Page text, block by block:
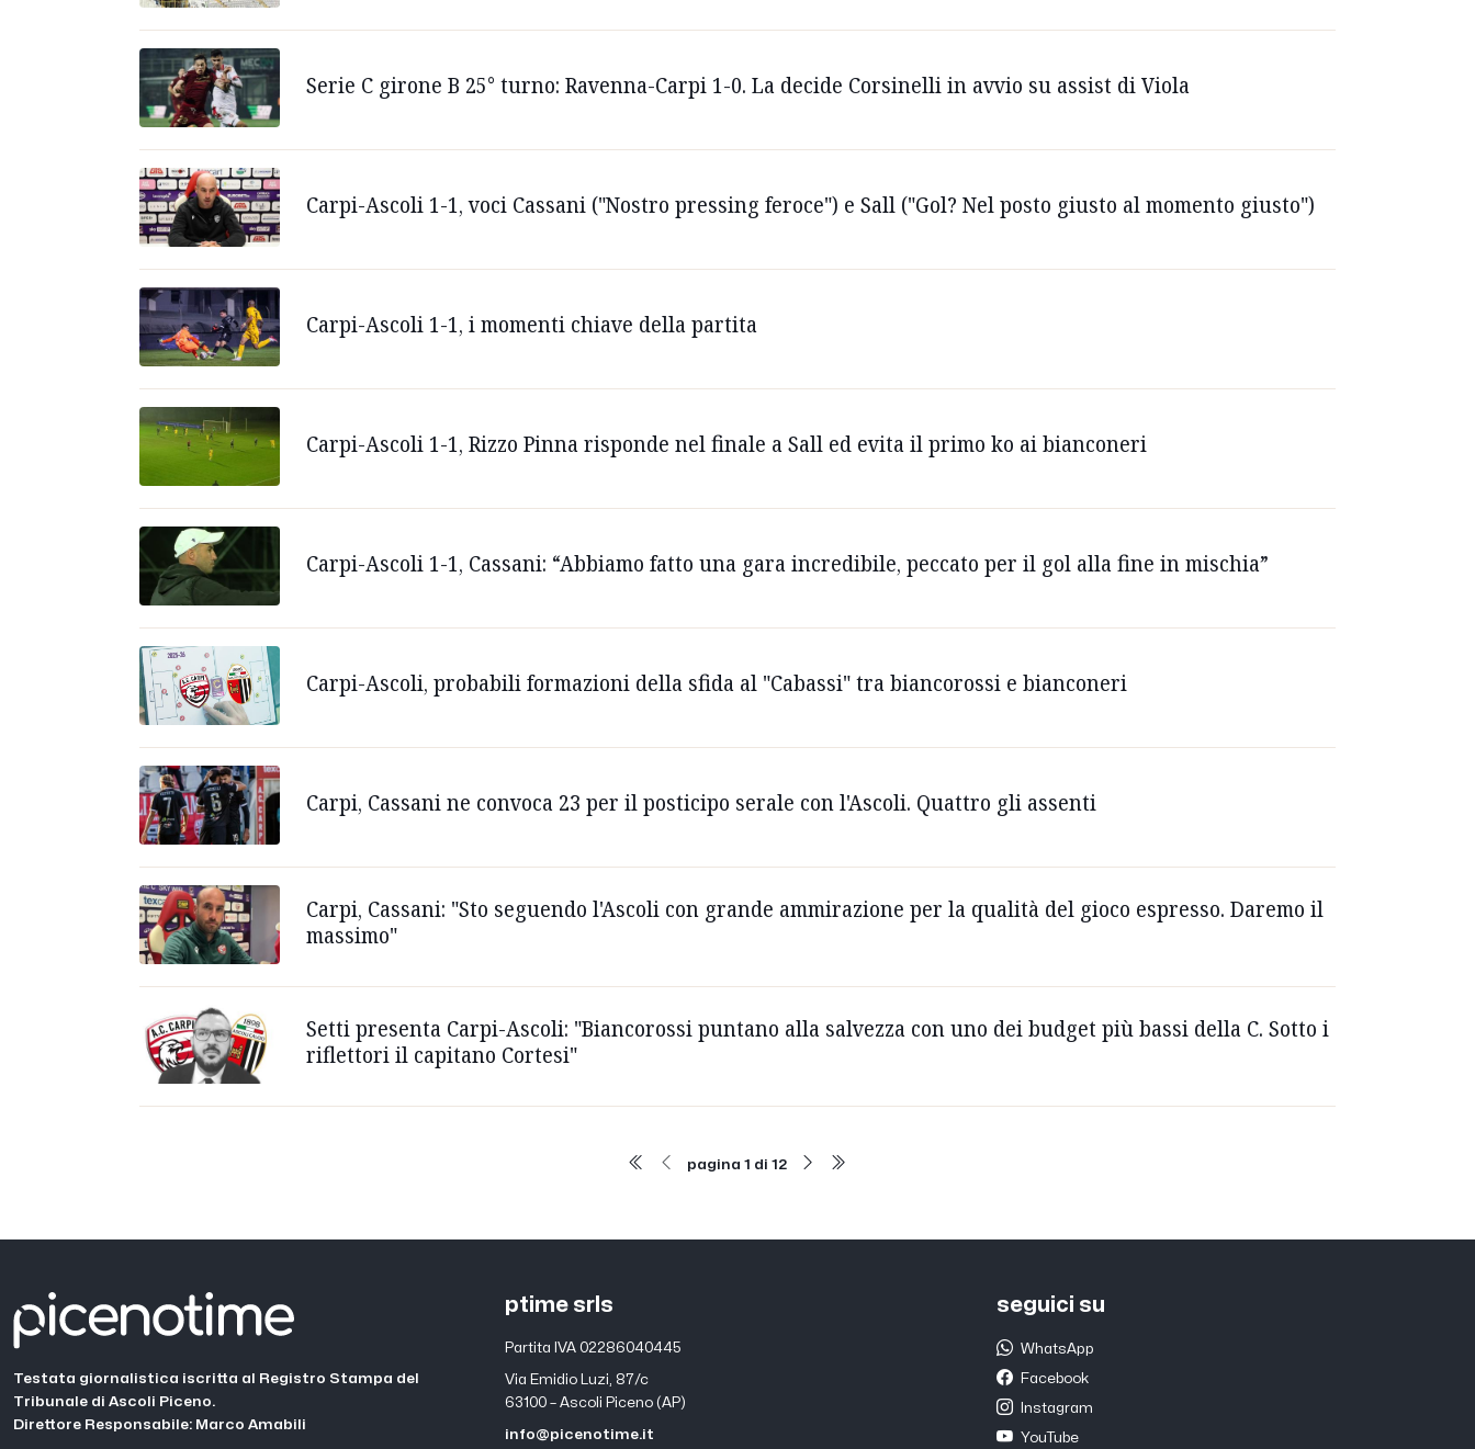
Serie C girone B 25° turno: Ravenna-Carpi 1-0. La decide Corsinelli in avvio su assist di Viola
Carpi-Ascoli 1-1, voci Cassani ("Nostro pressing feroce") e Sall ("Gol? Nel posto giusto al momento giusto")
Carpi-Ascoli 1-1, i momenti chiave della partita
Carpi-Ascoli 1-1, Rizzo Pinna risponde nel finale a Sall ed evita il primo ko ai bianconeri
Carpi-Ascoli 1-1, Cassani: “Abbiamo fatto una gara incredibile, peccato per il gol alla fine in mischia”
Carpi-Ascoli, probabili formazioni della sfida al "Cabassi" tra biancorossi e bianconeri
Carpi, Cassani ne convoca 23 per il posticipo serale con l'Ascoli. Quattro gli assenti
Carpi, Cassani: "Sto seguendo l'Ascoli con grande ammirazione per la qualità del gioco espresso. Daremo il
massimo"
Setti presenta Carpi-Ascoli: "Biancorossi puntano alla salvezza con uno dei budget più bassi della C. Sotto i
riflettori il capitano Cortesi"
pagina 1 di 12
Testata giornalistica iscritta al Registro Stampa del
Tribunale di Ascoli Piceno.
Direttore Responsabile: Marco Amabili
ptime srls
Partita IVA 02286040445
Via Emidio Luzi, 87/c
63100 – Ascoli Piceno (AP)
info@picenotime.it
seguici su
WhatsApp
Facebook
Instagram
YouTube